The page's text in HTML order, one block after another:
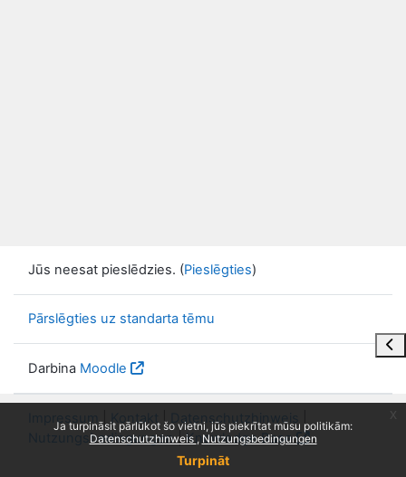
Ja turpināsit pārlūkot šo vietni, jūs piekrītat mūsu politikām:
Datenschutzhinweis
Nutzungsbedingungen
Turpināt
Jūs neesat pieslēdzies. (Pieslēgties)
Pārslēgties uz standarta tēmu
Darbina Moodle
Impressum |Kontakt | Datenschutzhinweis
Nutzungsbedingungen|Knowledge Base